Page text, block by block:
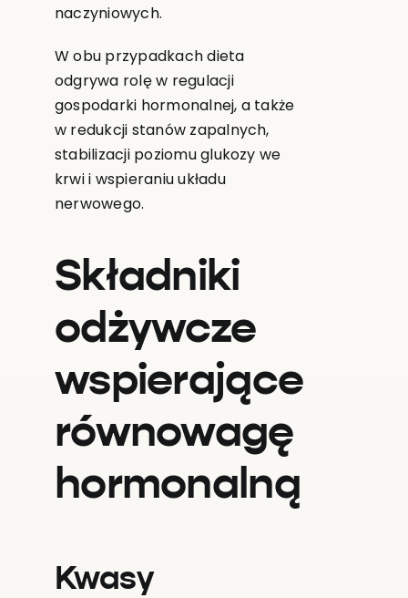
naczyniowych.
W obu przypadkach dieta
odgrywa rolę w regulacji
gospodarki hormonalnej, a także
w redukcji stanów zapalnych,
stabilizacji poziomu glukozy we
krwi i wspieraniu układu
nerwowego.
Składniki
odżywcze
wspierające
równowagę
hormonalną
Kwasy